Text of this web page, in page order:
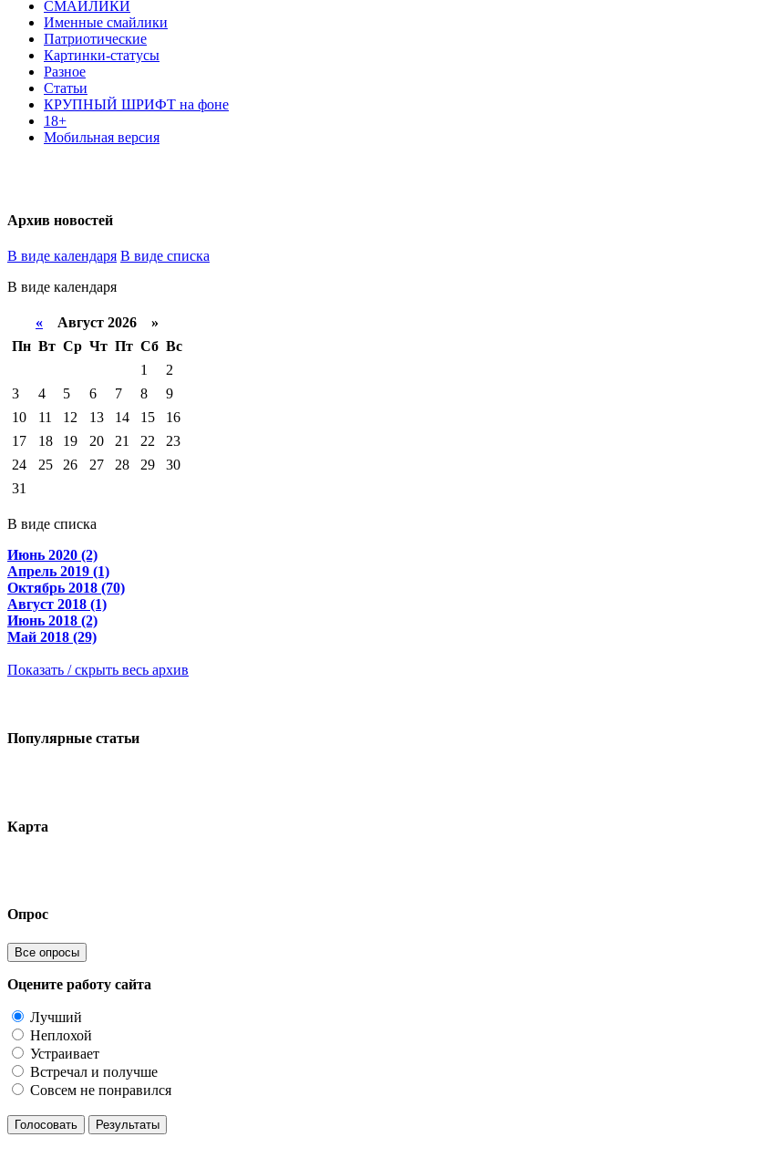
СМАЙЛИКИ
Именные смайлики
Патриотические
Картинки-статусы
Разное
Cтатьи
КРУПНЫЙ ШРИФТ на фоне
18+
Мобильная версия
Архив новостей
В виде календаря В виде списка
В виде календаря
« Август 2026 »
Пн Вт Ср Чт Пт Сб Вс
1
2
3
4 5 6 7 8
9
10
11 12 13 14 15
16
17
18 19 20 21 22
23
24
25 26 27 28 29
30
31
В виде списка
Июнь 2020 (2)
Апрель 2019 (1)
Октябрь 2018 (70)
Август 2018 (1)
Июнь 2018 (2)
Май 2018 (29)
Показать / скрыть весь архив
Популярные статьи
Карта
Опрос
Все опросы
Оцените работу сайта
Лучший
Неплохой
Устраивает
Встречал и получше
Совсем не понравился
Голосовать Результаты